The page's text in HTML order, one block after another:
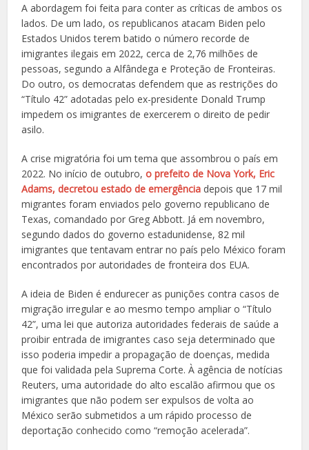
A abordagem foi feita para conter as críticas de ambos os
lados. De um lado, os republicanos atacam Biden pelo
Estados Unidos terem batido o número recorde de
imigrantes ilegais em 2022, cerca de 2,76 milhões de
pessoas, segundo aAlfândega e Proteção de Fronteiras.
Do outro, os democratas defendem que as restrições do
“Título 42” adotadas pelo ex-presidente Donald Trump
impedem os imigrantes deexercerem o direito de pedir
asilo.
A crise migratória foi um tema que assombrou o país em
2022. No início de outubro,o prefeito de Nova York, Eric
Adams, decretou estado de emergência depois que 17 mil
migrantes foram enviados pelo governo republicano de
Texas, comandado por Greg Abbott. Já em novembro,
segundo dados do governo estadunidense, 82 mil
imigrantes que tentavam entrar no país pelo México foram
encontrados por autoridades de fronteira dos EUA.
A ideia de Biden é endurecer as punições contra casos de
migração irregular e ao mesmo tempo ampliar o “Título
42”, uma lei que autoriza autoridades federais de saúde a
proibir entrada de imigrantes caso seja determinado que
isso poderia impedir a propagação de doenças, medida
que foi validada pela Suprema Corte. À agência de notícias
Reuters, uma autoridade do alto escalãoafirmou que os
imigrantes que não podem ser expulsos de volta ao
México serão submetidos a um rápido processo de
deportação conhecido como “remoção acelerada”.